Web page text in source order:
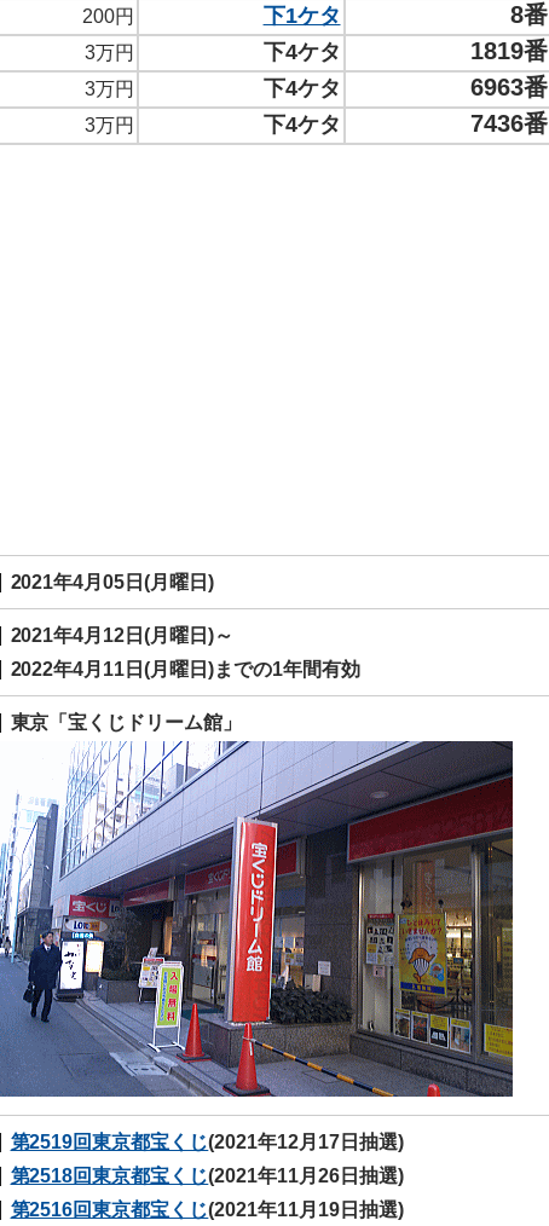
200円 下1ケタ 8番
3万円 下4ケタ 1819番
3万円 下4ケタ 6963番
3万円 下4ケタ 7436番
2021年4月05日(月曜日)
2021年4月12日(月曜日)～
2022年4月11日(月曜日)までの1年間有効
東京「宝くじドリーム館」
第2519回東京都宝くじ(2021年12月17日抽選)
第2518回東京都宝くじ(2021年11月26日抽選)
第2516回東京都宝くじ(2021年11月19日抽選)